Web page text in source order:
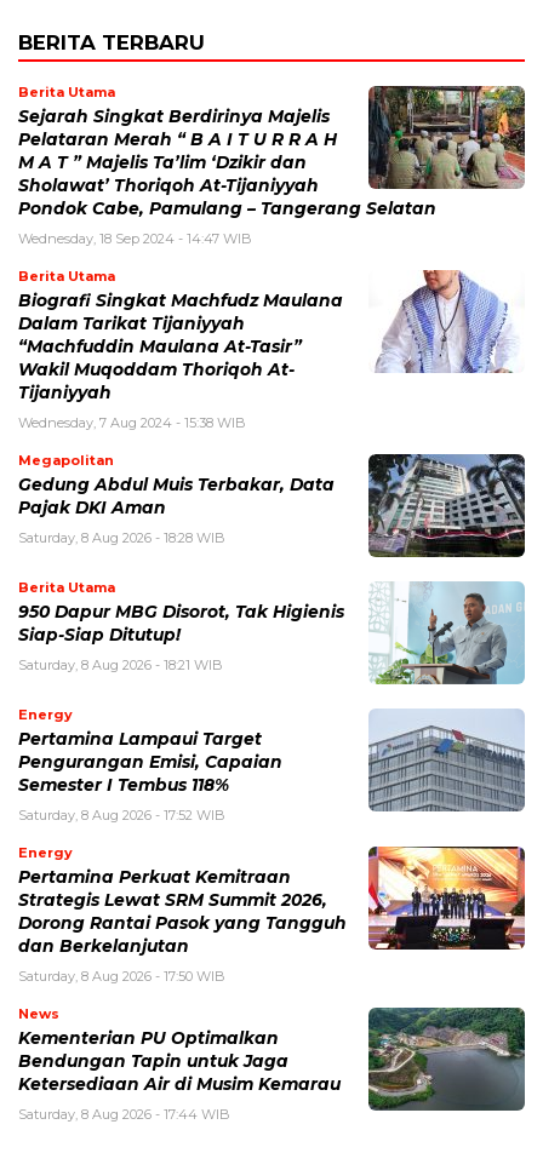
BERITA TERBARU
Berita Utama
Sejarah Singkat Berdirinya Majelis
Pelataran Merah “ B A I T U R R A H
M A T ” Majelis Ta’lim ‘Dzikir dan
Sholawat’ Thoriqoh At-Tijaniyyah
Pondok Cabe, Pamulang – Tangerang Selatan
Wednesday, 18 Sep 2024 - 14:47 WIB
Berita Utama
Biografi Singkat Machfudz Maulana
Dalam Tarikat Tijaniyyah
“Machfuddin Maulana At-Tasir”
Wakil Muqoddam Thoriqoh At-
Tijaniyyah
Wednesday, 7 Aug 2024 - 15:38 WIB
Megapolitan
Gedung Abdul Muis Terbakar, Data
Pajak DKI Aman
Saturday, 8 Aug 2026 - 18:28 WIB
Berita Utama
950 Dapur MBG Disorot, Tak Higienis
Siap-Siap Ditutup!
Saturday, 8 Aug 2026 - 18:21 WIB
Energy
Pertamina Lampaui Target
Pengurangan Emisi, Capaian
Semester I Tembus 118%
Saturday, 8 Aug 2026 - 17:52 WIB
Energy
Pertamina Perkuat Kemitraan
Strategis Lewat SRM Summit 2026,
Dorong Rantai Pasok yang Tangguh
dan Berkelanjutan
Saturday, 8 Aug 2026 - 17:50 WIB
News
Kementerian PU Optimalkan
Bendungan Tapin untuk Jaga
Ketersediaan Air di Musim Kemarau
Saturday, 8 Aug 2026 - 17:44 WIB